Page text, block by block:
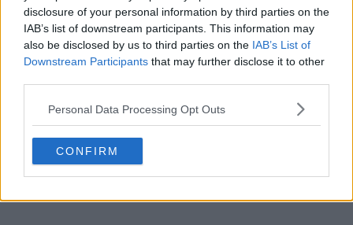
disclosure of your personal information by third parties on the
IAB’s list of downstream participants. This information may
also be disclosed by us to third parties on the IAB’s List of
Downstream Participants that may further disclose it to other
Personal Data Processing Opt Outs
CONFIRM